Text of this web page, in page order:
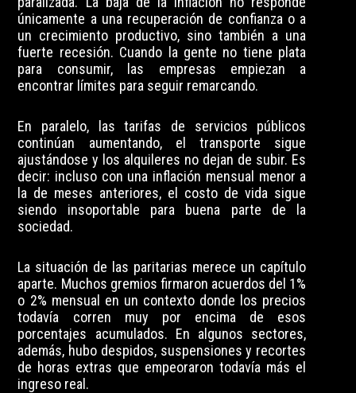
únicamente a una recuperación de confianza o a
un crecimiento productivo, sino también a una
fuerte recesión. Cuando la gente no tiene plata
para consumir, las empresas empiezan a
encontrar límites para seguir remarcando.
En paralelo, las tarifas de servicios públicos
continúan aumentando, el transporte sigue
ajustándose y los alquileres no dejan de subir. Es
decir: incluso con una inflación mensual menor a
la de meses anteriores, el costo de vida sigue
siendo insoportable para buena parte de la
sociedad.
La situación de las paritarias merece un capítulo
aparte. Muchos gremios firmaron acuerdos del 1%
o 2% mensual en un contexto donde los precios
todavía corren muy por encima de esos
porcentajes acumulados. En algunos sectores,
además, hubo despidos, suspensiones y recortes
de horas extras que empeoraron todavía más el
ingreso real.